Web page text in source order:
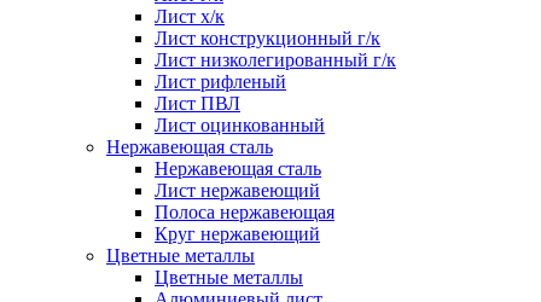
Лист х/к
Лист конструкционный г/к
Лист низколегированный г/к
Лист рифленый
Лист ПВЛ
Лист оцинкованный
Нержавеющая сталь
Нержавеющая сталь
Лист нержавеющий
Полоса нержавеющая
Круг нержавеющий
Цветные металлы
Цветные металлы